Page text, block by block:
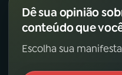
Dê sua opinião
conteúdo que
Escolha sua